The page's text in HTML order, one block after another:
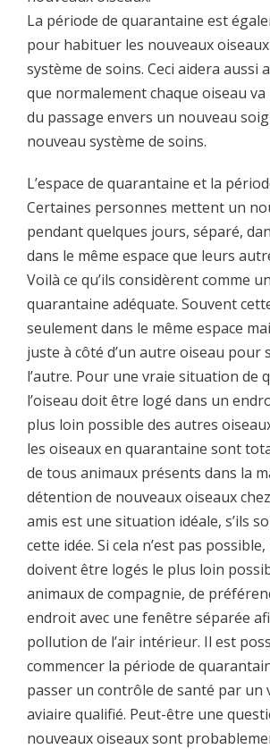
La période de quarantaine est
pour habituer les nouveaux
système de soins. Ceci aidera aussi
que normalement chaque oiseau
du passage envers un nouveau
nouveau système de soins.
L’espace de quarantaine et la
Certaines personnes mettent un
pendant quelques jours, séparé,
dans le même espace que leurs
Voilà ce qu’ils considèrent comme
quarantaine adéquate. Souvent
seulement dans le même espace
juste à côté d’un autre oiseau pour
l’autre. Pour une vraie situation de
l’oiseau doit être logé dans un
plus loin possible des autres
les oiseaux en quarantaine sont
de tous animaux présents dans la
détention de nouveaux oiseaux
amis est une situation idéale, s’ils
cette idée. Si cela n’est pas
doivent être logés le plus loin
animaux de compagnie, de
endroit avec une fenêtre séparée
pollution de l’air intérieur. Il est
commencer la période de
passer un contrôle de santé par un
aviaire qualifié. Peut-être une
nouveaux oiseaux sont